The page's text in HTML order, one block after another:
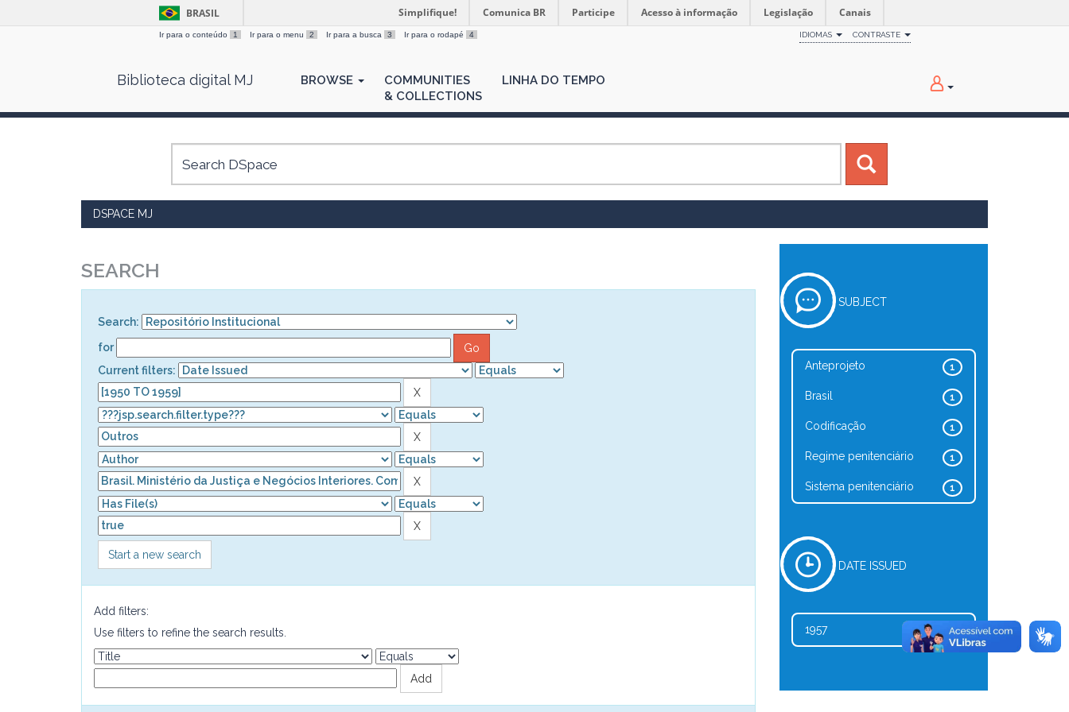
BRASIL Simplifique! Comunica BR Participe Acesso à informação Legislação Canais
Ir para o conteúdo 1 Ir para o menu 2 Ir para a busca 3 Ir para o rodapé 4 IDIOMAS CONTRASTE
Biblioteca digital MJ BROWSE
COMMUNITIES
& COLLECTIONS
LINHA DO TEMPO
DSPACE MJ
SEARCH
Search:
for
Current filters:
Start a new search
Add filters:
Use filters to refine the search results.
SUBJECT
1
Anteprojeto
1
Brasil
1
Codificação
1
Regime penitenciário
1
Sistema penitenciário
DATE ISSUED
1
1957